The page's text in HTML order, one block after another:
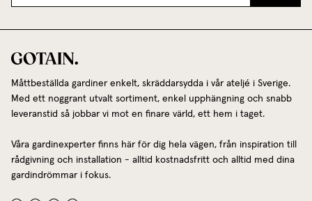
Måttbeställda gardiner enkelt, skräddarsydda i vår ateljé i Sverige.
Med ett noggrant utvalt sortiment, enkel upphängning och snabb
leveranstid så jobbar vi mot en finare värld, ett hem i taget.
Våra gardinexperter finns här för dig hela vägen, från inspiration till
rådgivning och installation - alltid kostnadsfritt och alltid med dina
gardindrömmar i fokus.